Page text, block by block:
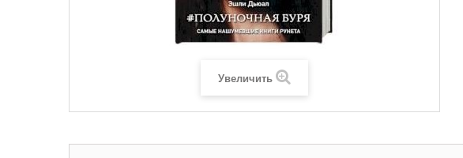
Увеличить